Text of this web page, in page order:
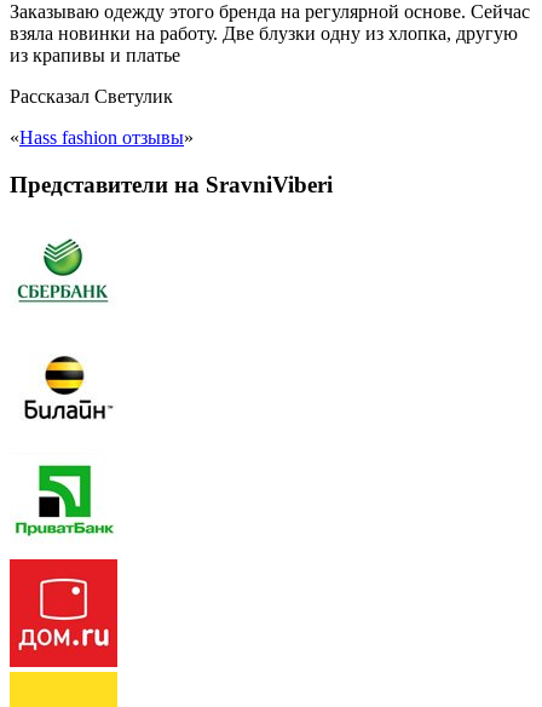
Заказываю одежду этого бренда на регулярной основе. Сейчас
взяла новинки на работу. Две блузки одну из хлопка, другую
из крапивы и платье
Рассказал Светулик
«Hass fashion отзывы»
Представители на SravniViberi